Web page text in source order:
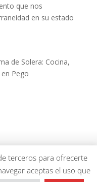
que nos
en su estado
de Solera: Cocina,
Pego
terceros para ofrecerte
aceptas el uso que